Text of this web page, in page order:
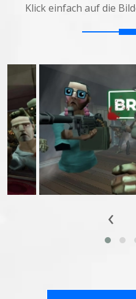
Klick einfach auf die
‹